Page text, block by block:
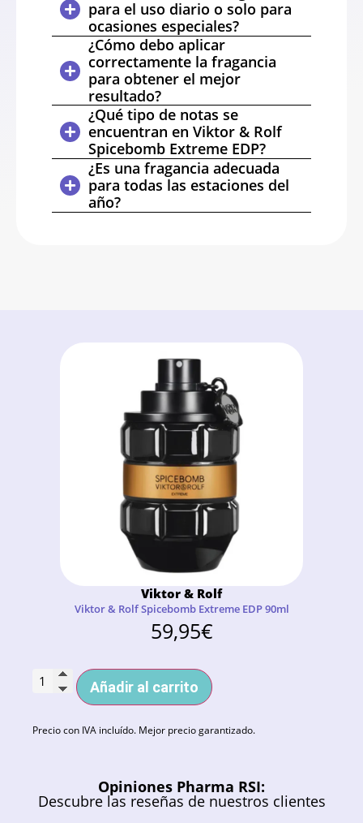
para el uso diario o solo para
ocasiones especiales?
¿Cómo debo aplicar
correctamente la fragancia
para obtener el mejor
resultado?
¿Qué tipo de notas se
encuentran en Viktor & Rolf
Spicebomb Extreme EDP?
¿Es una fragancia adecuada
para todas las estaciones del
año?
Viktor & Rolf
Viktor & Rolf Spicebomb Extreme EDP 90ml
59,95€
Añadir al carrito
Precio con IVA incluído. Mejor precio garantizado.
Opiniones Pharma RSI:
Descubre las reseñas de nuestros clientes